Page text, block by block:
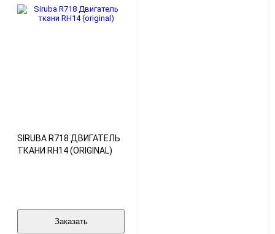
SIRUBA R718 ДВИГАТЕЛЬ
ТКАНИ RH14 (ORIGINAL)
Заказать